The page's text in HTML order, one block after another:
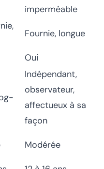
imperméable
Fournie, longue
Oui
Indépendant,
observateur,
affectueux à sa
façon
Modérée